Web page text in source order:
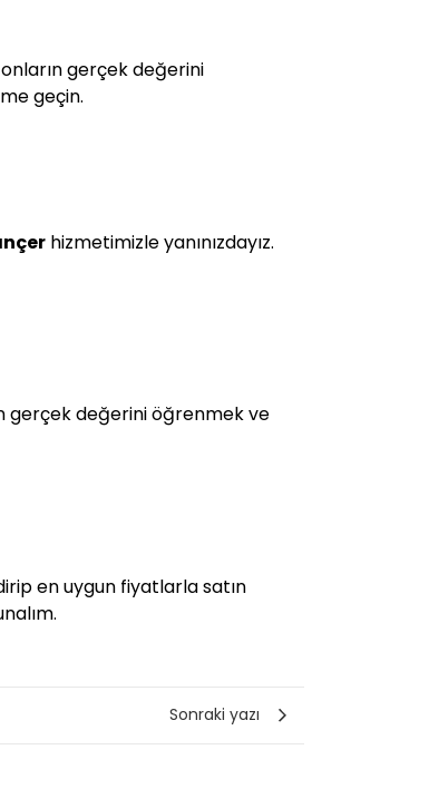
gerçek değerini
geçin.
hizmetimizle yanınızdayız.
gerçek değerini öğrenmek ve
en uygun fiyatlarla satın
Sonraki yazı